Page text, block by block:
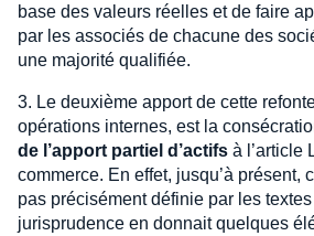
base des valeurs réelles et de faire
par les associés de chacune des
une majorité qualifiée.
3. Le deuxième apport de cette
opérations internes, est la
de l’apport partiel d’actifs à l’article
commerce. En effet, jusqu’à présent,
pas précisément définie par les
jurisprudence en donnait quelques